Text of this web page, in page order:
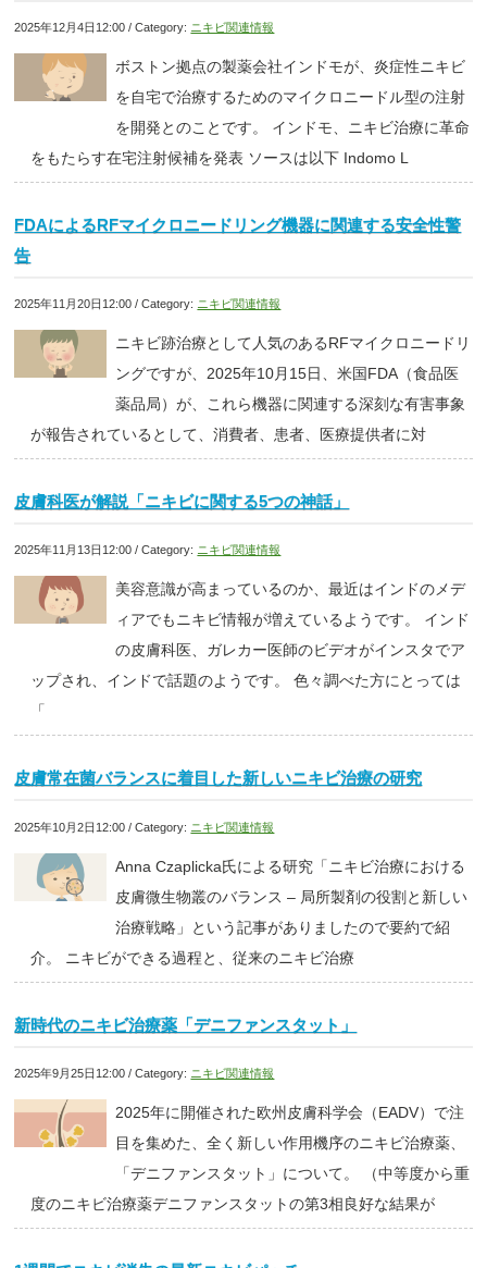
2025年12月4日12:00 / Category: ニキビ関連情報
ボストン拠点の製薬会社インドモが、炎症性ニキビ
を自宅で治療するためのマイクロニードル型の注射
を開発とのことです。 インドモ、ニキビ治療に革命
をもたらす在宅注射候補を発表 ソースは以下 Indomo L
FDAによるRFマイクロニードリング機器に関連する安全性警
告
2025年11月20日12:00 / Category: ニキビ関連情報
ニキビ跡治療として人気のあるRFマイクロニードリ
ングですが、2025年10月15日、米国FDA（食品医
薬品局）が、これら機器に関連する深刻な有害事象
が報告されているとして、消費者、患者、医療提供者に対
皮膚科医が解説「ニキビに関する5つの神話」
2025年11月13日12:00 / Category: ニキビ関連情報
美容意識が高まっているのか、最近はインドのメデ
ィアでもニキビ情報が増えているようです。 インド
の皮膚科医、ガレカー医師のビデオがインスタでア
ップされ、インドで話題のようです。 色々調べた方にとっては
「
皮膚常在菌バランスに着目した新しいニキビ治療の研究
2025年10月2日12:00 / Category: ニキビ関連情報
Anna Czaplicka氏による研究「ニキビ治療における
皮膚微生物叢のバランス – 局所製剤の役割と新しい
治療戦略」という記事がありましたので要約で紹
介。 ニキビができる過程と、従来のニキビ治療
新時代のニキビ治療薬「デニファンスタット」
2025年9月25日12:00 / Category: ニキビ関連情報
2025年に開催された欧州皮膚科学会（EADV）で注
目を集めた、全く新しい作用機序のニキビ治療薬、
「デニファンスタット」について。 （中等度から重
度のニキビ治療薬デニファンスタットの第3相良好な結果が